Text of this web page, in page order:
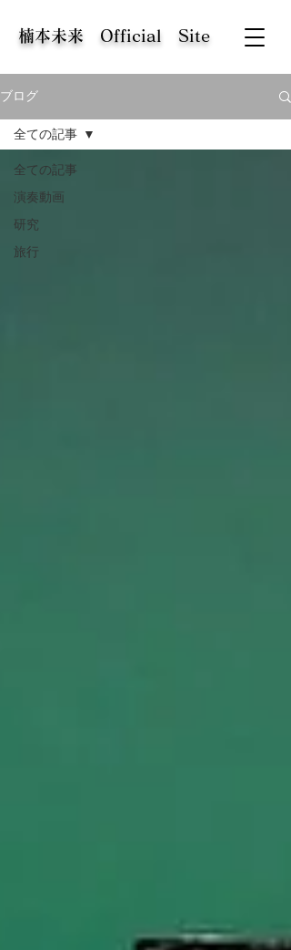
​楠本未来 Official Site
ブログ
全ての記事
演奏動画
研究
旅行
全ての記事